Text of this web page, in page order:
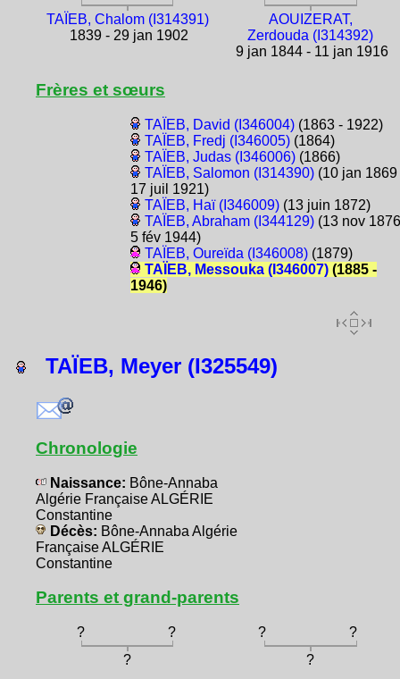
TAÏEB, Chalom (I314391)
1839 - 29 jan 1902
AOUIZERAT,
Zerdouda (I314392)
9 jan 1844 - 11 jan 1916
Frères et sœurs
TAÏEB, David (I346004)(1863 - 1922)
TAÏEB, Fredj (I346005)(1864)
TAÏEB, Judas (I346006)(1866)
TAÏEB, Salomon (I314390)(10 jan 1869
17 juil 1921)
TAÏEB, Haï (I346009)(13 juin 1872)
TAÏEB, Abraham (I344129)(13 nov
5 fév 1944)
TAÏEB, Oureïda (I346008)(1879)
TAÏEB, Messouka (I346007)(1885 -
1946)
TAÏEB, Meyer (I325549)
Chronologie
Naissance: Bône-Annaba
Algérie Française ALGÉRIE
Constantine
Décès: Bône-Annaba Algérie
Française ALGÉRIE
Constantine
Parents et grand-parents
? ? ?
?
?
?